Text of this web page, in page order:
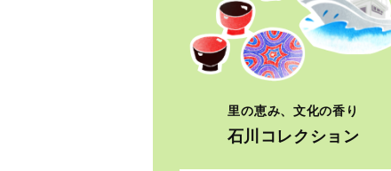
里の恵み、文化の香り
石川コレクション